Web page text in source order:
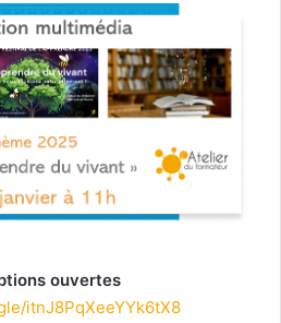
ouvertes
itnJ8PqXeeYYk6tX8